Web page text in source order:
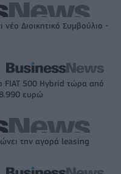
Διοικητικό Συμβούλιο -
FIAT 500 Hybrid τώρα από
ευρώ
την αγορά leasing